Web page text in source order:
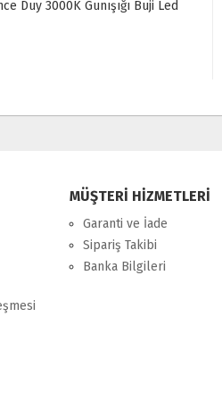
6.5W 2700K 806LM E27 Duy
Edilebilir / 4099854394294
MÜŞTERİ HİZMETLERİ
Garanti ve İade
Sipariş Takibi
Banka Bilgileri